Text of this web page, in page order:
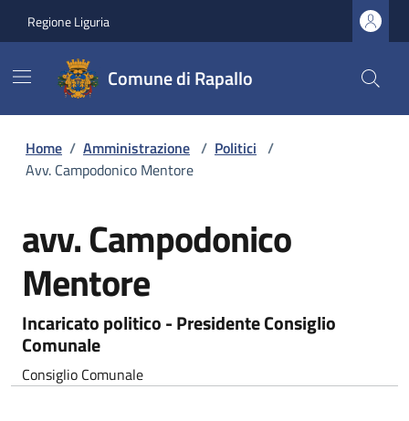
Regione Liguria
Comune di Rapallo
Home / Amministrazione / Politici /
Avv. Campodonico Mentore
avv. Campodonico
Mentore
Incaricato politico - Presidente Consiglio
Comunale
Consiglio Comunale